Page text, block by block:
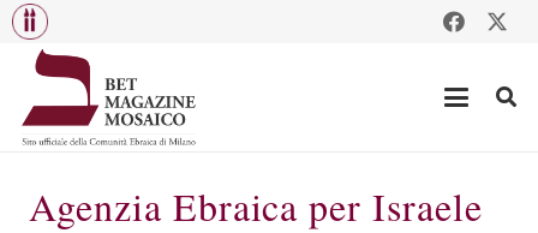
Agenzia Ebraica per Israele